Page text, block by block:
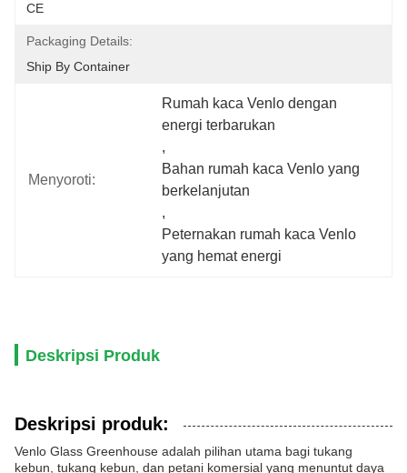
CE
Packaging Details:
Ship By Container
Menyoroti:
Rumah kaca Venlo dengan
energi terbarukan
,
Bahan rumah kaca Venlo yang
berkelanjutan
,
Peternakan rumah kaca Venlo
yang hemat energi
Deskripsi Produk
Deskripsi produk:
Venlo Glass Greenhouse adalah pilihan utama bagi tukang
kebun, tukang kebun, dan petani komersial yang menuntut daya